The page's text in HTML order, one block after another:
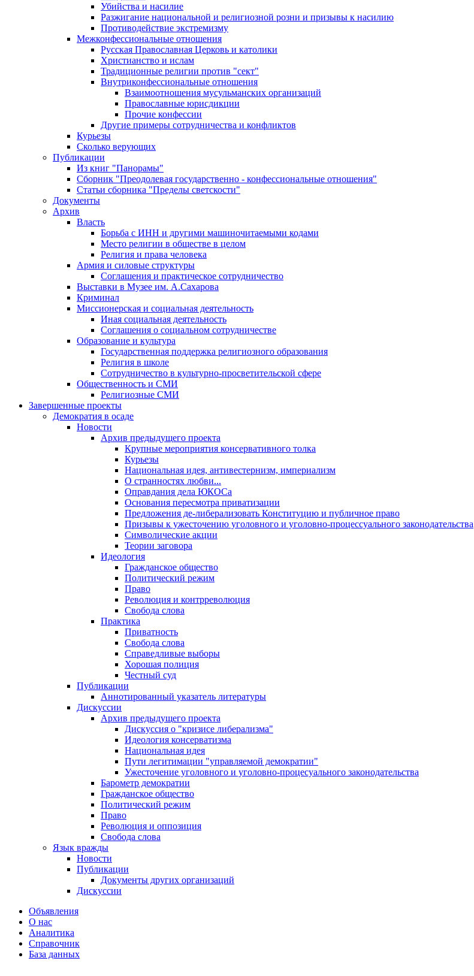
Убийства и насилие
Разжигание национальной и религиозной розни и призывы к насилию
Противодействие экстремизму
Межконфессиональные отношения
Русская Православная Церковь и католики
Христианство и ислам
Традиционные религии против "сект"
Внутриконфессиональные отношения
Взаимоотношения мусульманских организаций
Православные юрисдикции
Прочие конфессии
Другие примеры сотрудничества и конфликтов
Курьезы
Сколько верующих
Публикации
Из книг "Панорамы"
Сборник "Преодолевая государственно - конфессиональные отношения"
Статьи сборника "Пределы светскости"
Документы
Архив
Власть
Борьба с ИНН и другими машиночитаемыми кодами
Место религии в обществе в целом
Религия и права человека
Армия и силовые структуры
Соглашения и практическое сотрудничество
Выставки в Музее им. А.Сахарова
Криминал
Миссионерская и социальная деятельность
Иная социальная деятельность
Соглашения о социальном сотрудничестве
Образование и культура
Государственная поддержка религиозного образования
Религия в школе
Сотрудничество в культурно-просветительской сфере
Общественность и СМИ
Религиозные СМИ
Завершенные проекты
Демократия в осаде
Новости
Архив предыдущего проекта
Крупные мероприятия консервативного толка
Курьезы
Национальная идея, антивестернизм, империализм
О странностях любви...
Оправдания дела ЮКОСа
Основания пересмотра приватизации
Предложения де-либерализовать Конституцию и публичное право
Призывы к ужесточению уголовного и уголовно-процессуального законодательства
Символические акции
Теории заговора
Идеология
Гражданское общество
Политический режим
Право
Революция и контрреволюция
Свобода слова
Практика
Приватность
Свобода слова
Справедливые выборы
Хорошая полиция
Честный суд
Публикации
Аннотированный указатель литературы
Дискуссии
Архив предыдущего проекта
Дискуссия о "кризисе либерализма"
Идеология консерватизма
Национальная идея
Пути легитимации "управляемой демократии"
Ужесточение уголовного и уголовно-процесуального законодательства
Барометр демократии
Гражданское общество
Политический режим
Право
Революция и оппозиция
Свобода слова
Язык вражды
Новости
Публикации
Документы других организаций
Дискуссии
Объявления
О нас
Аналитика
Справочник
База данных